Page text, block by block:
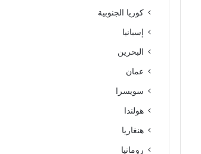
كوريا الجنوبية
إسبانيا
البحرين
عمان
سويسرا
هولندا
هنغاريا
رومانيا